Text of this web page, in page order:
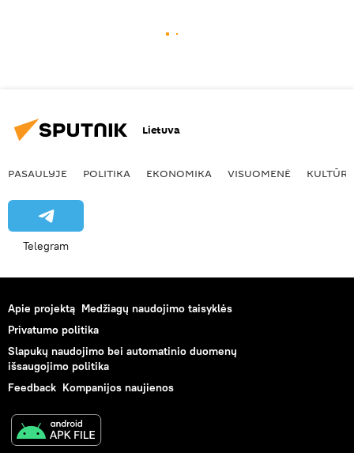
Lietuva
PASAULYJE POLITIKA EKONOMIKA VISUOMENĖ KULTŪRA
Telegram
Apie projektą Medžiagų naudojimo taisyklės
Privatumo politika
Slapukų naudojimo bei automatinio duomenų
išsaugojimo politika
Feedback Kompanijos naujienos